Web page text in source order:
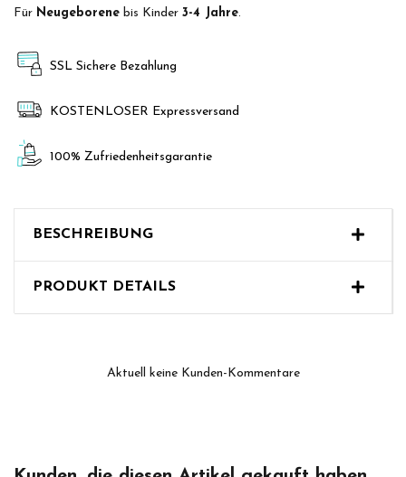
Für Neugeborene bis Kinder 3-4 Jahre.
SSL Sichere Bezahlung
KOSTENLOSER Expressversand
100% Zufriedenheitsgarantie
BESCHREIBUNG
PRODUKT DETAILS
Aktuell keine Kunden-Kommentare